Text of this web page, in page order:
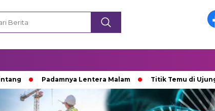
Padamnya Lentera Malam Titik Temu di Ujung Semesta